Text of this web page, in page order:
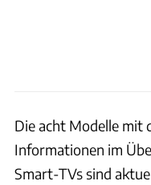
Die acht Modelle mit
Informationen im
Smart-TVs sind